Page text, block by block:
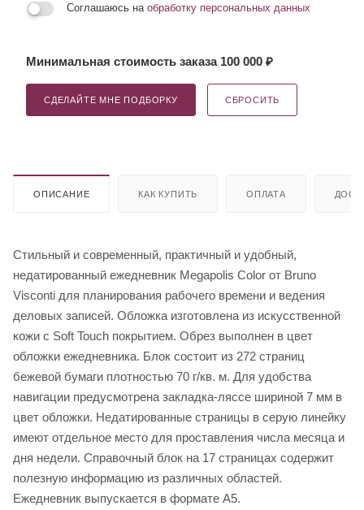
Соглашаюсь на обработку персональных данных
Минимальная стоимость заказа 100 000 ₽
СДЕЛАЙТЕ МНЕ ПОДБОРКУ СБРОСИТЬ
ОПИСАНИЕ КАК КУПИТЬ ОПЛАТА
Стильный и современный, практичный и удобный,
недатированный ежедневник Megapolis Color от Bruno
Visconti для планирования рабочего времени и ведения
деловых записей. Обложка изготовлена из искусственной
кожи с Soft Touch покрытием. Обрез выполнен в цвет
обложки ежедневника. Блок состоит из 272 страниц
бежевой бумаги плотностью 70 г/кв. м. Для удобства
навигации предусмотрена закладка-ляссе шириной 7 мм в
цвет обложки. Недатированные страницы в серую линейку
имеют отдельное место для проставления числа месяца и
дня недели. Справочный блок на 17 страницах содержит
полезную информацию из различных областей.
Ежедневник выпускается в формате А5.